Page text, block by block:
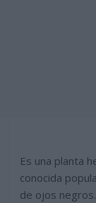
Es una planta
conocida
de ojos